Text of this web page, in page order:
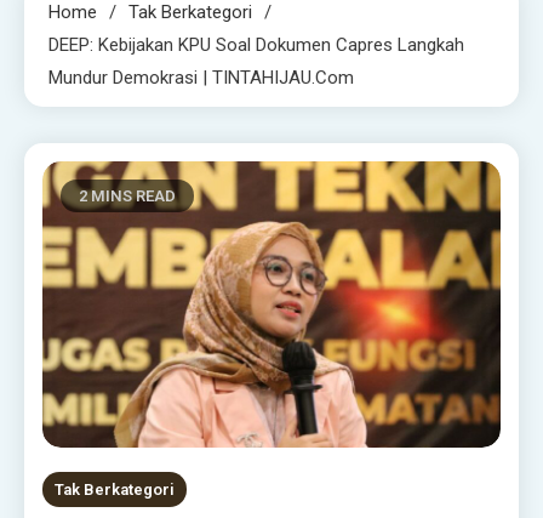
Home
Tak Berkategori
DEEP: Kebijakan KPU Soal Dokumen Capres Langkah
Mundur Demokrasi | TINTAHIJAU.com
2 MINS READ
Tak Berkategori